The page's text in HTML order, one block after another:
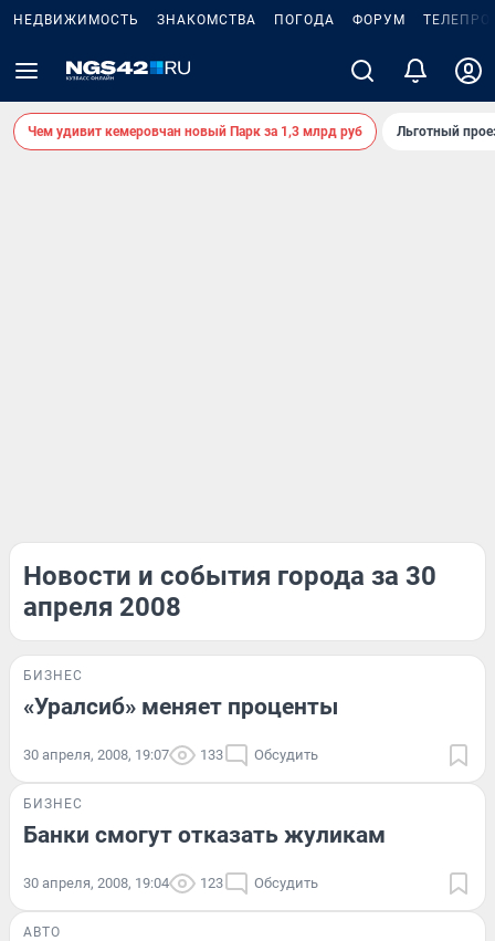
НЕДВИЖИМОСТЬ ЗНАКОМСТВА ПОГОДА ФОРУМ
Чем удивит кемеровчан новый Парк за 1,3 млрд руб Льготный
Новости и события города за 30
апреля 2008
БИЗНЕС
«Уралсиб» меняет проценты
30 апреля, 2008, 19:07 133 Обсудить
БИЗНЕС
Банки смогут отказать жуликам
30 апреля, 2008, 19:04 123 Обсудить
АВТО